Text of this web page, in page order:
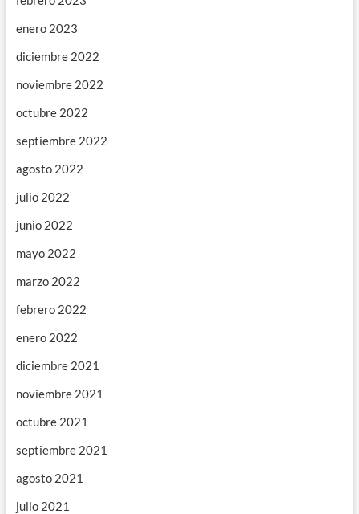
enero 2023
diciembre 2022
noviembre 2022
octubre 2022
septiembre 2022
agosto 2022
julio 2022
junio 2022
mayo 2022
marzo 2022
febrero 2022
enero 2022
diciembre 2021
noviembre 2021
octubre 2021
septiembre 2021
agosto 2021
julio 2021